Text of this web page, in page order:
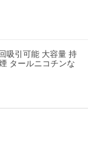
吸引可能 大容量 持
タールニコチンな